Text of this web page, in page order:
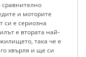
сравнително
и моторите
си е сериозна
е втората най-
така че е
хвърля и ще си